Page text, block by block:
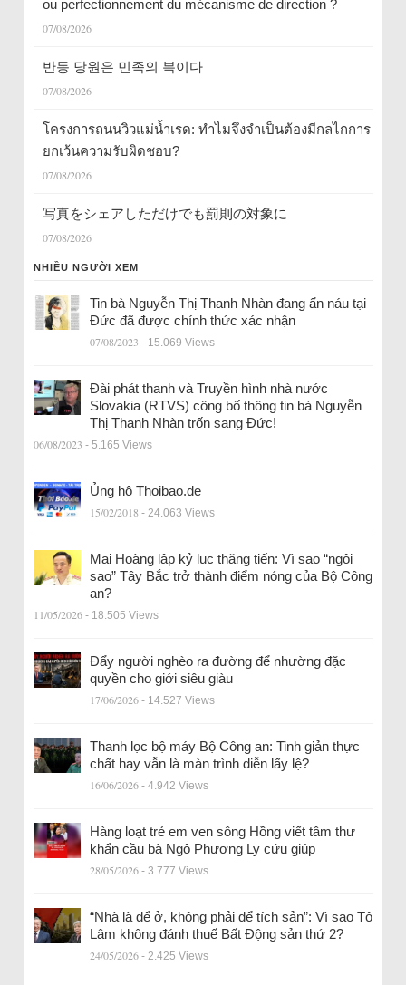
ou perfectionnement du mécanisme de direction ?
07/08/2026
반동 당원은 민족의 복이다
07/08/2026
โครงการถนนวิวแม่น้ำเรด: ทำไมจึงจำเป็นต้องมีกลไกการ
ยกเว้นความรับผิดชอบ?
07/08/2026
写真をシェアしただけでも罰則の対象に
07/08/2026
NHIỀU NGƯỜI XEM
Tin bà Nguyễn Thị Thanh Nhàn đang ẩn náu tại
Đức đã được chính thức xác nhận
07/08/2023 - 15.069 Views
Đài phát thanh và Truyền hình nhà nước
Slovakia (RTVS) công bố thông tin bà Nguyễn
Thị Thanh Nhàn trốn sang Đức!
06/08/2023 - 5.165 Views
Ủng hộ Thoibao.de
15/02/2018 - 24.063 Views
Mai Hoàng lập kỷ lục thăng tiến: Vì sao “ngôi
sao” Tây Bắc trở thành điểm nóng của Bộ Công
an?
11/05/2026 - 18.505 Views
Đẩy người nghèo ra đường để nhường đặc
quyền cho giới siêu giàu
17/06/2026 - 14.527 Views
Thanh lọc bộ máy Bộ Công an: Tinh giản thực
chất hay vẫn là màn trình diễn lấy lệ?
16/06/2026 - 4.942 Views
Hàng loạt trẻ em ven sông Hồng viết tâm thư
khẩn cầu bà Ngô Phương Ly cứu giúp
28/05/2026 - 3.777 Views
“Nhà là để ở, không phải để tích sản”: Vì sao Tô
Lâm không đánh thuế Bất Động sản thứ 2?
24/05/2026 - 2.425 Views